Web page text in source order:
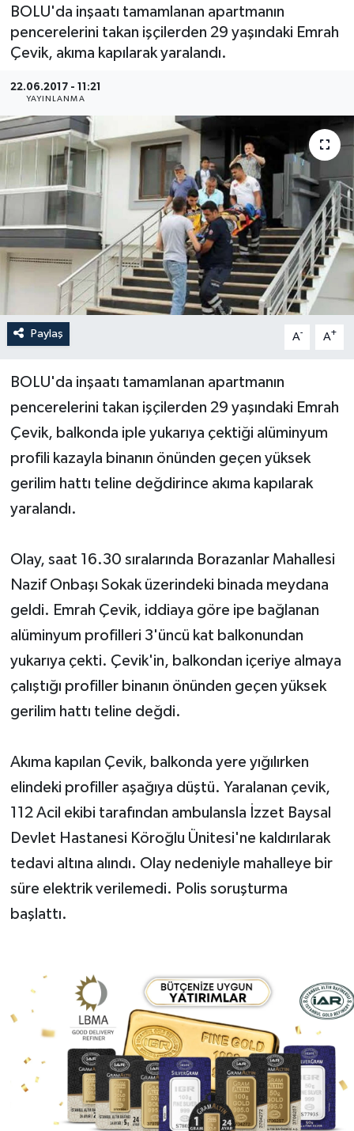
BOLU'da inşaatı tamamlanan apartmanın
pencerelerini takan işçilerden 29 yaşındaki Emrah
Çevik, akıma kapılarak yaralandı.
22.06.2017 - 11:21
YAYINLANMA
Paylaş A- A+
BOLU'da inşaatı tamamlanan apartmanın
pencerelerini takan işçilerden 29 yaşındaki Emrah
Çevik, balkonda iple yukarıya çektiği alüminyum
profili kazayla binanın önünden geçen yüksek
gerilim hattı teline değdirince akıma kapılarak
yaralandı.
Olay, saat 16.30 sıralarında Borazanlar Mahallesi
Nazif Onbaşı Sokak üzerindeki binada meydana
geldi. Emrah Çevik, iddiaya göre ipe bağlanan
alüminyum profilleri 3'üncü kat balkonundan
yukarıya çekti. Çevik'in, balkondan içeriye almaya
çalıştığı profiller binanın önünden geçen yüksek
gerilim hattı teline değdi.
Akıma kapılan Çevik, balkonda yere yığılırken
elindeki profiller aşağıya düştü. Yaralanan çevik,
112 Acil ekibi tarafından ambulansla İzzet Baysal
Devlet Hastanesi Köroğlu Ünitesi'ne kaldırılarak
tedavi altına alındı. Olay nedeniyle mahalleye bir
süre elektrik verilemedi. Polis soruşturma
başlattı.
Medya
Sivil Toplum
Siyaset
Spor
Tarım
Turizm
Yerel Yönetimler
DÜNYA